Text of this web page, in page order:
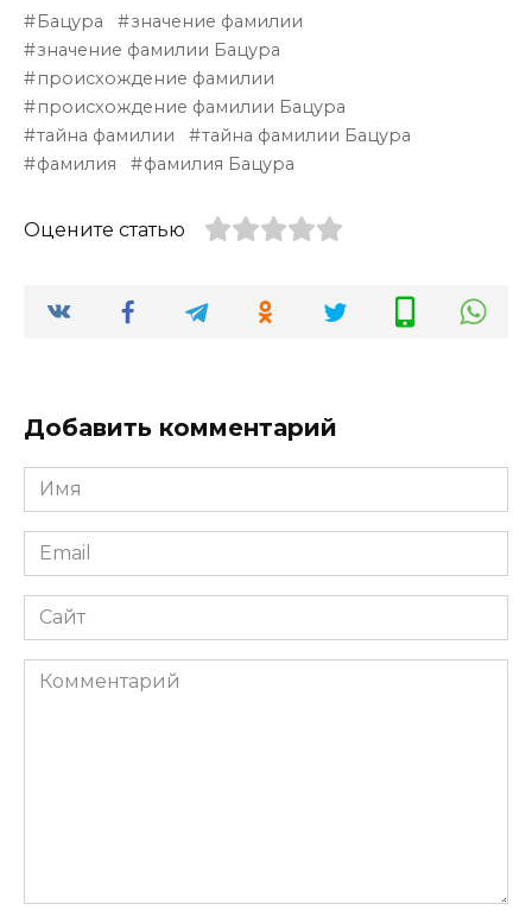
Бацура
значение фамилии
значение фамилии Бацура
происхождение фамилии
происхождение фамилии Бацура
тайна фамилии
тайна фамилии Бацура
фамилия
фамилия Бацура
Оцените статью
Добавить комментарий
Имя
*
Email
*
Сайт
Комментарий